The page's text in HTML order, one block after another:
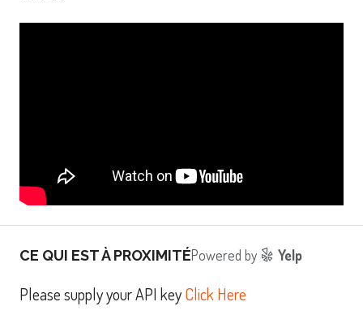
CE QUI EST À PROXIMITÉPowered by Yelp
Please supply your API keyClick Here